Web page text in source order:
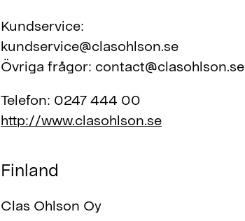
Kundservice:
kundservice@clasohlson.se
Övriga frågor: contact@clasohlson.se
Telefon: 0247 444 00
http://www.clasohlson.se
Finland
Clas Ohlson Oy